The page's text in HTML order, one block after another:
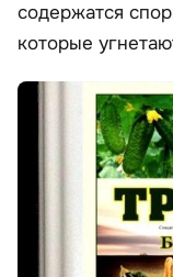
содержатся
которые